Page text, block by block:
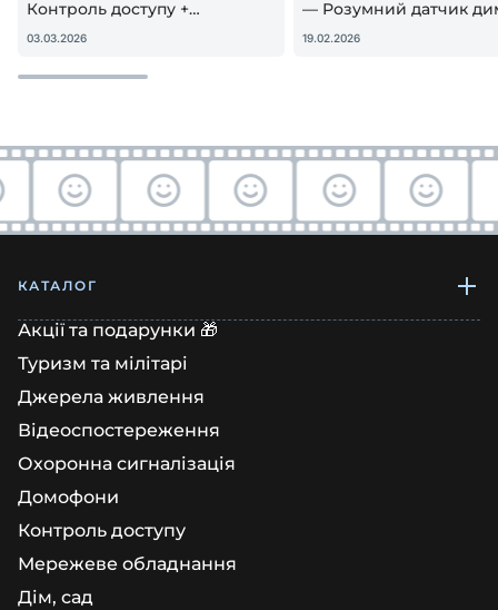
Контроль доступу +
гостьовий QR — реальна
03.03.2026
— Розумний датчик
Apple HomeKit! Чи
19.02.2026
КАТАЛОГ
Акції та подарунки 🎁
Туризм та мілітарі
Джерела живлення
Відеоспостереження
Охоронна сигналізація
Домофони
Контроль доступу
Мережеве обладнання
Дім, сад